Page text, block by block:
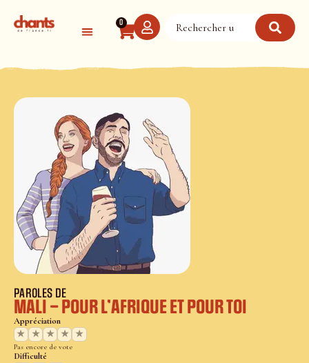
0
PAROLES DE
MALI – POUR L’AFRIQUE ET POUR TOI
Appréciation
★
★ ★ ★ ★
Pas encore de vote
Difficulté